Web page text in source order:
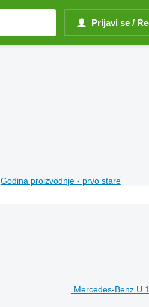
Prijavi se /
Godina proizvodnje - prvo stare
Mercedes-Benz U